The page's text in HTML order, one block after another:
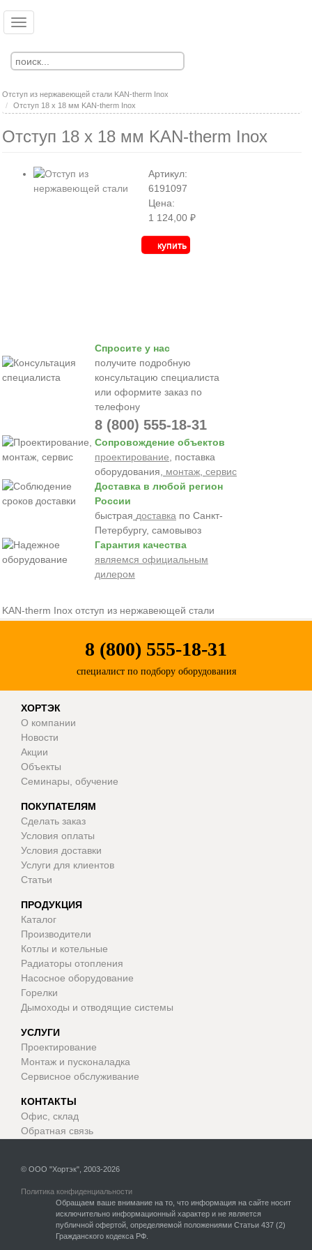
основному
содержанию
Toggle
Отступ из нержавеющей стали KAN-therm Inox
Отступ 18 х 18 мм KAN-therm Inox
Отступ 18 х 18 мм KAN-therm Inox
Артикул:
6191097
Цена:
1 124,00 ₽
купить
Спросите у нас
получите подробную
консультацию специалиста
или оформите заказ по
телефону
8 (800) 555-18-31
Сопровождение объектов
проектирование, поставка
оборудования, монтаж, сервис
Доставка в любой регион
России
быстрая доставка по Санкт-
Петербургу, самовывоз
Гарантия качества
являемся официальным
дилером
KAN-therm Inox отступ из нержавеющей стали
8 (800) 555-18-31
специалист по подбору оборудования
ХОРТЭК
О компании
Новости
Акции
Объекты
Семинары, обучение
ПОКУПАТЕЛЯМ
Сделать заказ
Условия оплаты
Условия доставки
Услуги для клиентов
Статьи
ПРОДУКЦИЯ
Каталог
Производители
Котлы и котельные
Радиаторы отопления
Насосное оборудование
Горелки
Дымоходы и отводящие системы
УСЛУГИ
Проектирование
Монтаж и пусконаладка
Сервисное обслуживание
КОНТАКТЫ
Офис, склад
Обратная связь
© ООО "Хортэк", 2003-2026
Политика конфиденциальности
Обращаем ваше внимание на то, что информация на сайте носит
исключительно информационный характер и не является
публичной офертой, определяемой положениями Статьи 437 (2)
Гражданского кодекса РФ.